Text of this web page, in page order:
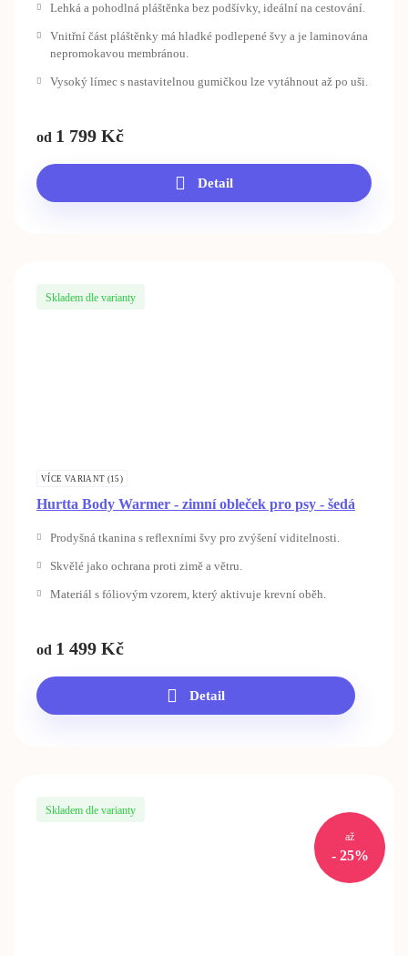
Lehká a pohodlná pláštěnka bez podšívky, ideální na cestování.
Vnitřní část pláštěnky má hladké podlepené švy a je laminována
nepromokavou membránou.
Vysoký límec s nastavitelnou gumičkou lze vytáhnout až po uši.
od 1 799 Kč
Detail
VÍCE VARIANT (15)
Hurtta Body Warmer - zimní obleček pro psy - šedá
Skladem dle varianty
Prodyšná tkanina s reflexními švy pro zvýšení viditelnosti.
Skvělé jako ochrana proti zimě a větru.
Materiál s fóliovým vzorem, který aktivuje krevní oběh.
od 1 499 Kč
Detail
až
- 25%
Skladem dle varianty